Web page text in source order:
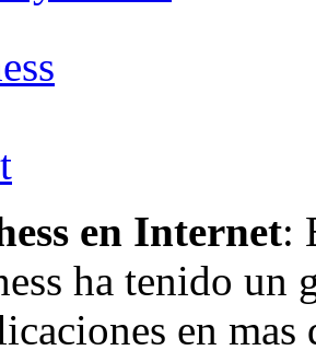
en Internet:
ha tenido un
en